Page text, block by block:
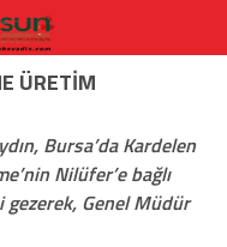
ÜRETIM
Bursa’da Kardelen
Nilüfer’e bağlı
Genel Müdür